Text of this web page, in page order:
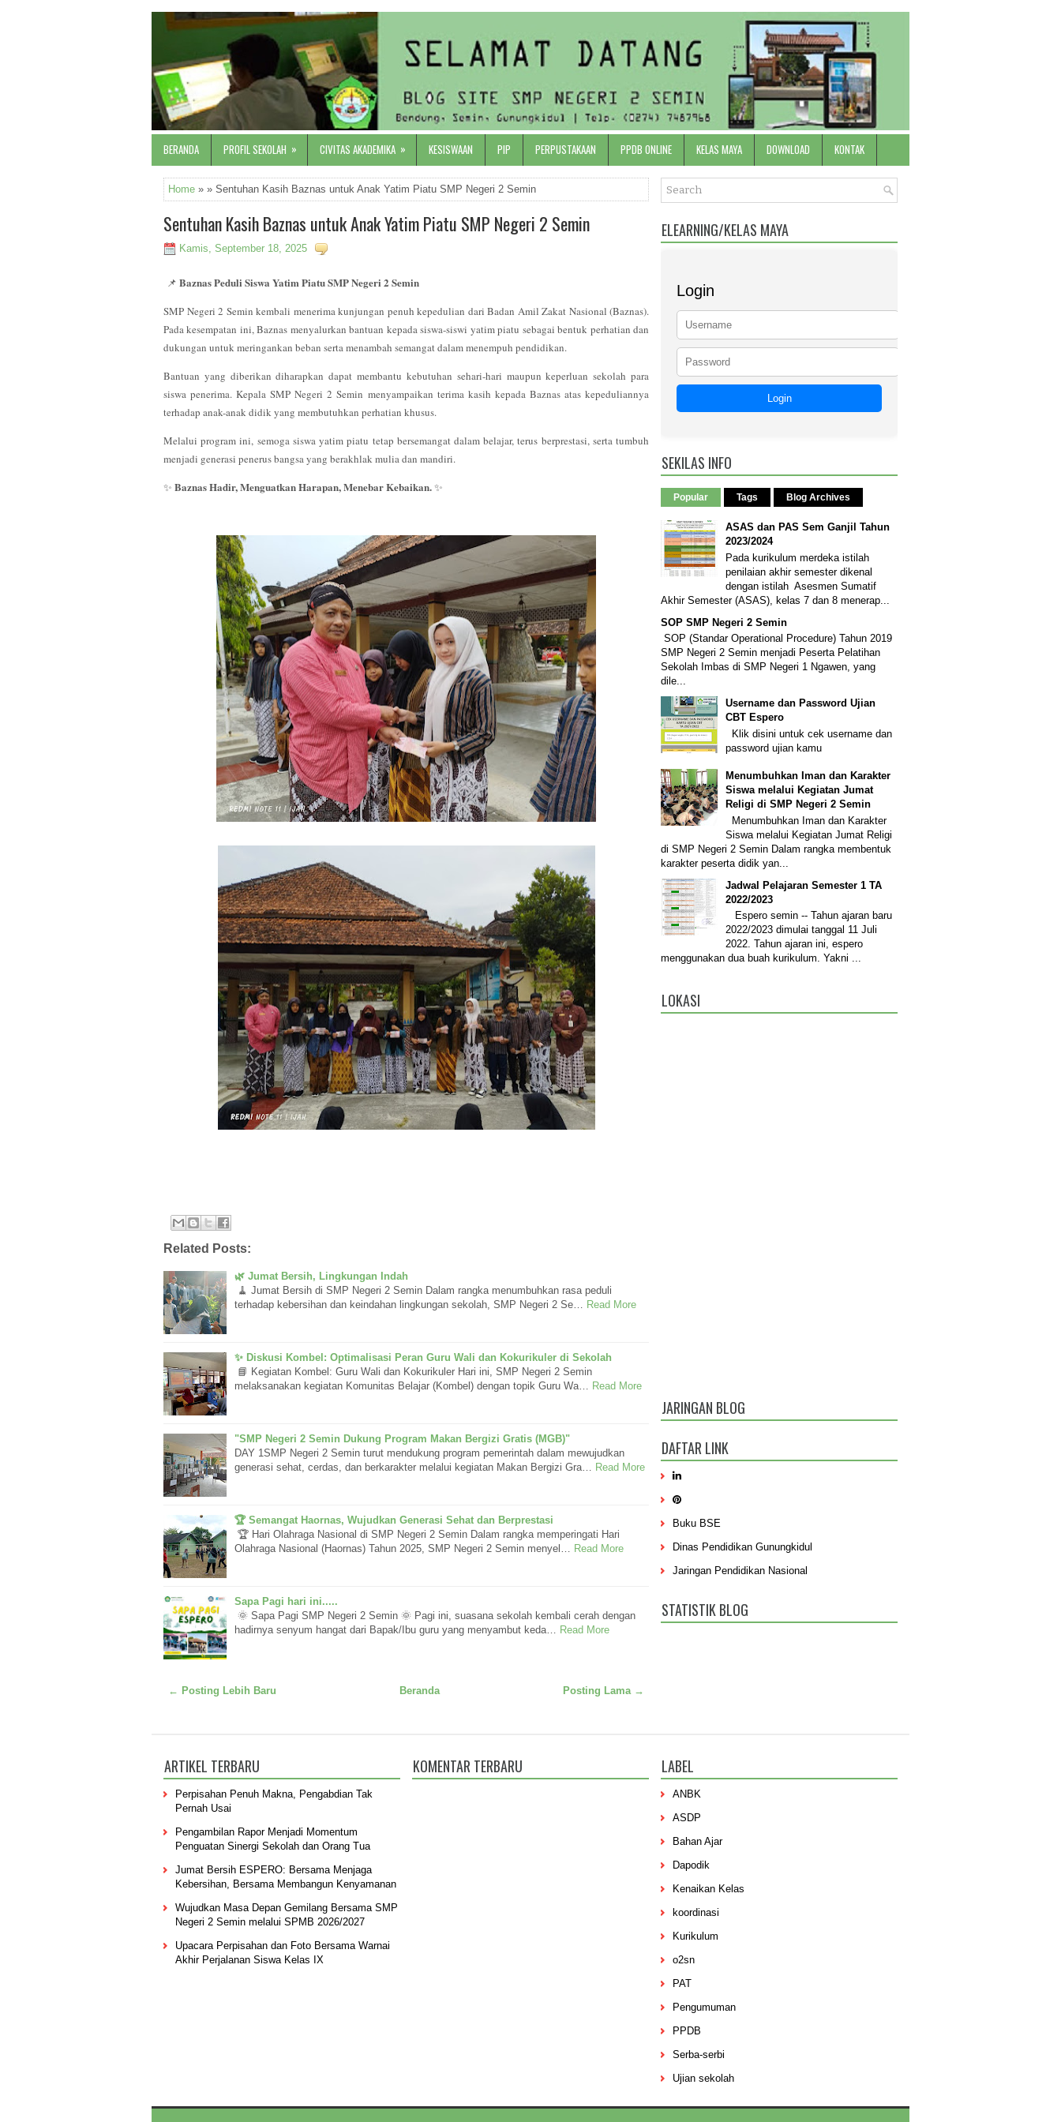
BERANDA PROFIL SEKOLAH » CIVITAS AKADEMIKA » KESISWAAN PIP PERPUSTAKAAN PPDB ONLINE KELAS MAYA DOWNLOAD KONTAK
Home » » Sentuhan Kasih Baznas untuk Anak Yatim Piatu SMP Negeri 2 Semin
Sentuhan Kasih Baznas untuk Anak Yatim Piatu SMP Negeri 2 Semin
Kamis, September 18, 2025
📌 Baznas Peduli Siswa Yatim Piatu SMP Negeri 2 Semin
SMP Negeri 2 Semin kembali menerima kunjungan penuh kepedulian dari Badan Amil Zakat Nasional (Baznas).
Pada kesempatan ini, Baznas menyalurkan bantuan kepada siswa-siswi yatim piatu sebagai bentuk perhatian dan
dukungan untuk meringankan beban serta menambah semangat dalam menempuh pendidikan.
Bantuan yang diberikan diharapkan dapat membantu kebutuhan sehari-hari maupun keperluan sekolah para
siswa penerima. Kepala SMP Negeri 2 Semin menyampaikan terima kasih kepada Baznas atas kepeduliannya
terhadap anak-anak didik yang membutuhkan perhatian khusus.
Melalui program ini, semoga siswa yatim piatu tetap bersemangat dalam belajar, terus berprestasi, serta tumbuh
menjadi generasi penerus bangsa yang berakhlak mulia dan mandiri.
✨ Baznas Hadir, Menguatkan Harapan, Menebar Kebaikan.✨
Related Posts:
🌿 Jumat Bersih, Lingkungan Indah
🧹 Jumat Bersih di SMP Negeri 2 Semin Dalam rangka menumbuhkan rasa peduli
terhadap kebersihan dan keindahan lingkungan sekolah, SMP Negeri 2 Se…
Read More
✨ Diskusi Kombel: Optimalisasi Peran Guru Wali dan Kokurikuler di Sekolah
📘 Kegiatan Kombel: Guru Wali dan Kokurikuler Hari ini, SMP Negeri 2 Semin
melaksanakan kegiatan Komunitas Belajar (Kombel) dengan topik Guru Wa…
Read More
"SMP Negeri 2 Semin Dukung Program Makan Bergizi Gratis (MGB)"
DAY 1SMP Negeri 2 Semin turut mendukung program pemerintah dalam mewujudkan
generasi sehat, cerdas, dan berkarakter melalui kegiatan Makan Bergizi Gra…
Read More
🏆 Semangat Haornas, Wujudkan Generasi Sehat dan Berprestasi
🏆 Hari Olahraga Nasional di SMP Negeri 2 Semin Dalam rangka memperingati Hari
Olahraga Nasional (Haornas) Tahun 2025, SMP Negeri 2 Semin menyel…
Read More
Sapa Pagi hari ini.....
🌞 Sapa Pagi SMP Negeri 2 Semin 🌞 Pagi ini, suasana sekolah kembali cerah dengan
hadirnya senyum hangat dari Bapak/Ibu guru yang menyambut keda…
Read More
← Posting Lebih Baru Posting Lama →
Beranda
ELEARNING/KELAS MAYA
Login
Login
SEKILAS INFO
Popular Tags Blog Archives
ASAS dan PAS Sem Ganjil Tahun
2023/2024
Pada kurikulum merdeka istilah
penilaian akhir semester dikenal
dengan istilah Asesmen Sumatif
Akhir Semester (ASAS), kelas 7 dan 8 menerap...
SOP SMP Negeri 2 Semin
SOP (Standar Operational Procedure) Tahun 2019
SMP Negeri 2 Semin menjadi Peserta Pelatihan
Sekolah Imbas di SMP Negeri 1 Ngawen, yang
dile...
Username dan Password Ujian
CBT Espero
Klik disini untuk cek username dan
password ujian kamu
Menumbuhkan Iman dan Karakter
Siswa melalui Kegiatan Jumat
Religi di SMP Negeri 2 Semin
Menumbuhkan Iman dan Karakter
Siswa melalui Kegiatan Jumat Religi
di SMP Negeri 2 Semin Dalam rangka membentuk
karakter peserta didik yan...
Jadwal Pelajaran Semester 1 TA
2022/2023
Espero semin -- Tahun ajaran baru
2022/2023 dimulai tanggal 11 Juli
2022. Tahun ajaran ini, espero
menggunakan dua buah kurikulum. Yakni ...
LOKASI
JARINGAN BLOG
DAFTAR LINK
Buku BSE
Dinas Pendidikan Gunungkidul
Jaringan Pendidikan Nasional
STATISTIK BLOG
ARTIKEL TERBARU
Perpisahan Penuh Makna, Pengabdian Tak
Pernah Usai
Pengambilan Rapor Menjadi Momentum
Penguatan Sinergi Sekolah dan Orang Tua
Jumat Bersih ESPERO: Bersama Menjaga
Kebersihan, Bersama Membangun Kenyamanan
Wujudkan Masa Depan Gemilang Bersama SMP
Negeri 2 Semin melalui SPMB 2026/2027
Upacara Perpisahan dan Foto Bersama Warnai
Akhir Perjalanan Siswa Kelas IX
KOMENTAR TERBARU LABEL
ANBK
ASDP
Bahan Ajar
Dapodik
Kenaikan Kelas
koordinasi
Kurikulum
o2sn
PAT
Pengumuman
PPDB
Serba-serbi
Ujian sekolah